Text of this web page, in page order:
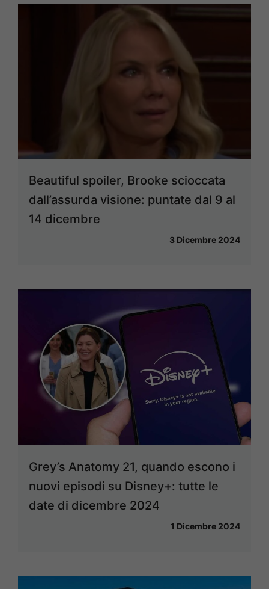
Beautiful spoiler, Brooke scioccata
dall’assurda visione: puntate dal 9 al
14 dicembre
3 Dicembre 2024
Grey’s Anatomy 21, quando escono i
nuovi episodi su Disney+: tutte le
date di dicembre 2024
1 Dicembre 2024